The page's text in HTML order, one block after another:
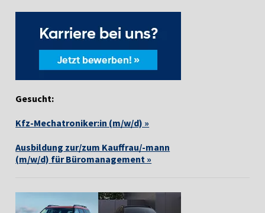
Gesucht:
Kfz-Mechatroniker:in (m/w/d) »
Ausbildung zur/zum Kauffrau/-mann
(m/w/d) für Büromanagement »